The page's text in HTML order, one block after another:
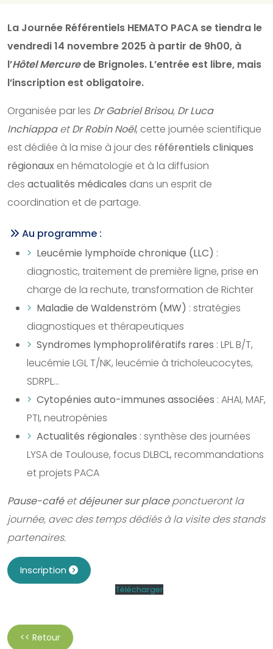
La Journée Référentiels HEMATO PACA se tiendra le
vendredi 14 novembre 2025 à partir de 9h00, à
l’Hôtel Mercurede Brignoles. L’entrée est libre, mais
l’inscription est obligatoire.
Organisée par les Dr Gabriel Brisou, Dr Luca
InchiappaetDr Robin Noël, cette journée scientifique
est dédiée à la mise à jour des référentiels cliniques
régionaux en hématologie et à la diffusion
des actualités médicales dans un esprit de
coordination et de partage.
Au programme :
Leucémie lymphoïde chronique (LLC) :
diagnostic, traitement de première ligne, prise en
charge de la rechute, transformation de Richter
Maladie de Waldenström (MW) : stratégies
diagnostiques et thérapeutiques
Syndromes lymphoprolifératifs rares : LPL B/T,
leucémie LGL T/NK, leucémie à tricholeucocytes,
SDRPL…
Cytopénies auto-immunes associées : AHAI, MAF,
PTI, neutropénies
Actualités régionales : synthèse des journées
LYSA de Toulouse, focus DLBCL, recommandations
et projets PACA
Pause-caféetdéjeuner sur placeponctueront la
journée, avec des temps dédiés à la visite des stands
partenaires.
Inscription
Télécharger
<< Retour